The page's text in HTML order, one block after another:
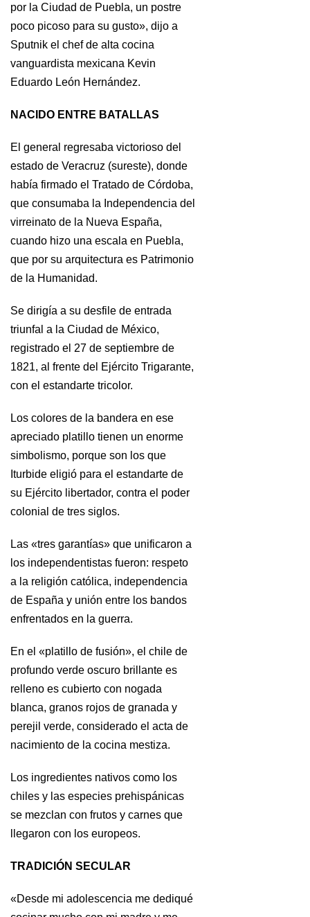
por la Ciudad de Puebla, un postre
poco picoso para su gusto», dijo a
Sputnik el chef de alta cocina
vanguardista mexicana Kevin
Eduardo León Hernández.
NACIDO ENTRE BATALLAS
El general regresaba victorioso del
estado de Veracruz (sureste), donde
había firmado el Tratado de Córdoba,
que consumaba la Independencia del
virreinato de la Nueva España,
cuando hizo una escala en Puebla,
que por su arquitectura es Patrimonio
de la Humanidad.
Se dirigía a su desfile de entrada
triunfal a la Ciudad de México,
registrado el 27 de septiembre de
1821, al frente del Ejército Trigarante,
con el estandarte tricolor.
Los colores de la bandera en ese
apreciado platillo tienen un enorme
simbolismo, porque son los que
Iturbide eligió para el estandarte de
su Ejército libertador, contra el poder
colonial de tres siglos.
Las «tres garantías» que unificaron a
los independentistas fueron: respeto
a la religión católica, independencia
de España y unión entre los bandos
enfrentados en la guerra.
En el «platillo de fusión», el chile de
profundo verde oscuro brillante es
relleno es cubierto con nogada
blanca, granos rojos de granada y
perejil verde, considerado el acta de
nacimiento de la cocina mestiza.
Los ingredientes nativos como los
chiles y las especies prehispánicas
se mezclan con frutos y carnes que
llegaron con los europeos.
TRADICIÓN SECULAR
«Desde mi adolescencia me dediqué